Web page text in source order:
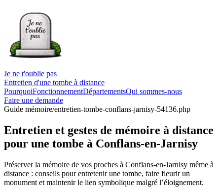
Je ne t'oublie pas
Entretien d'une tombe à distance
PourquoiFonctionnementDépartementsQui sommes-nous
Faire une demande
Guide mémoire/entretien-tombe-conflans-jarnisy-54136.php
Entretien et gestes de mémoire à distance
pour une tombe à Conflans-en-Jarnisy
Préserver la mémoire de vos proches à Conflans-en-Jarnisy même à
distance : conseils pour entretenir une tombe, faire fleurir un
monument et maintenir le lien symbolique malgré l’éloignement.